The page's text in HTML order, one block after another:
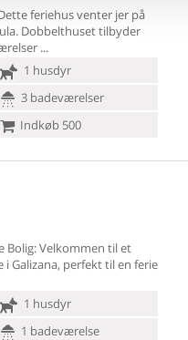
feriehus venter jer på
Dobbelthuset tilbyder
1 husdyr
3 badeværelser
Indkøb 500
Bolig: Velkommen til et
Galizana, perfekt til en ferie
1 husdyr
1 badeværelse